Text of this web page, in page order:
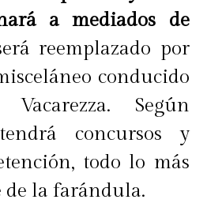
a mediados de
reemplazado por
conducido
Según
concursos y
todo lo más
de la farándula.